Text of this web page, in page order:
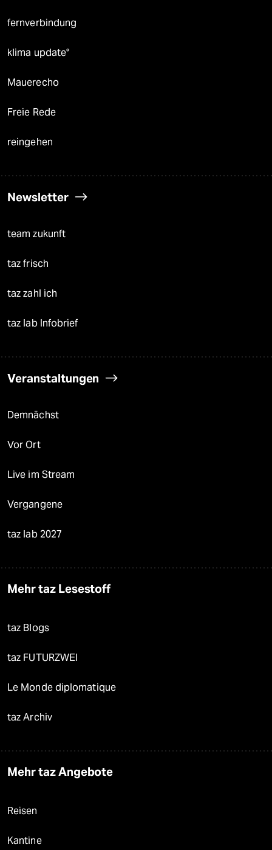
fernverbindung
klima update°
Mauerecho
Freie Rede
reingehen
Newsletter
team zukunft
taz frisch
taz zahl ich
taz lab Infobrief
Veranstaltungen
Demnächst
Vor Ort
Live im Stream
Vergangene
taz lab 2027
Mehr taz Lesestoff
taz Blogs
taz FUTURZWEI
Le Monde diplomatique
taz Archiv
Mehr taz Angebote
Reisen
Kantine